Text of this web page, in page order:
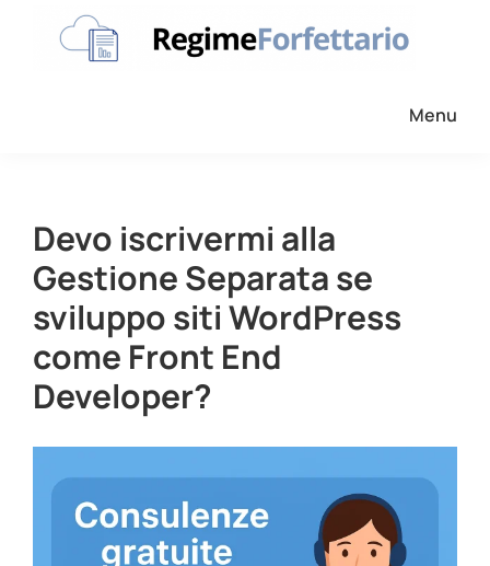
partita
Iva
forfettaria
Menu
Devo iscrivermi alla
Gestione Separata se
sviluppo siti WordPress
come Front End
Developer?